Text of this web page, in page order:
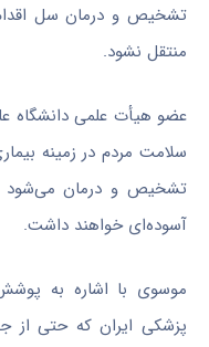
تشخیص و درمان سل اقدام
منتقل نشود.
عضو هیأت علمی دانشگاه
سلامت مردم در زمینه
تشخیص و درمان می‌شود و
آسوده‌ای خواهند داشت.
پزشکی ایران که حتی از